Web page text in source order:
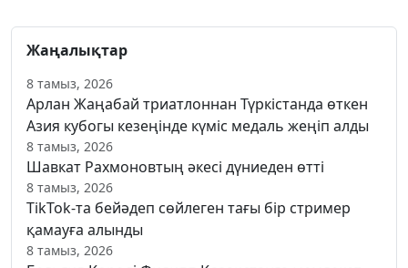
Жаңалықтар
8 тамыз, 2026
Арлан Жаңабай триатлоннан Түркістанда өткен
Азия кубогы кезеңінде күміс медаль жеңіп алды
8 тамыз, 2026
Шавкат Рахмоновтың әкесі дүниеден өтті
8 тамыз, 2026
TikTok-та бейәдеп сөйлеген тағы бір стример
қамауға алынды
8 тамыз, 2026